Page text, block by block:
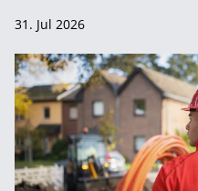
31. Jul 2026